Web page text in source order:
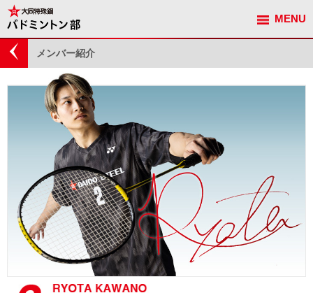
MENU
観戦ガイド
メンバー紹介